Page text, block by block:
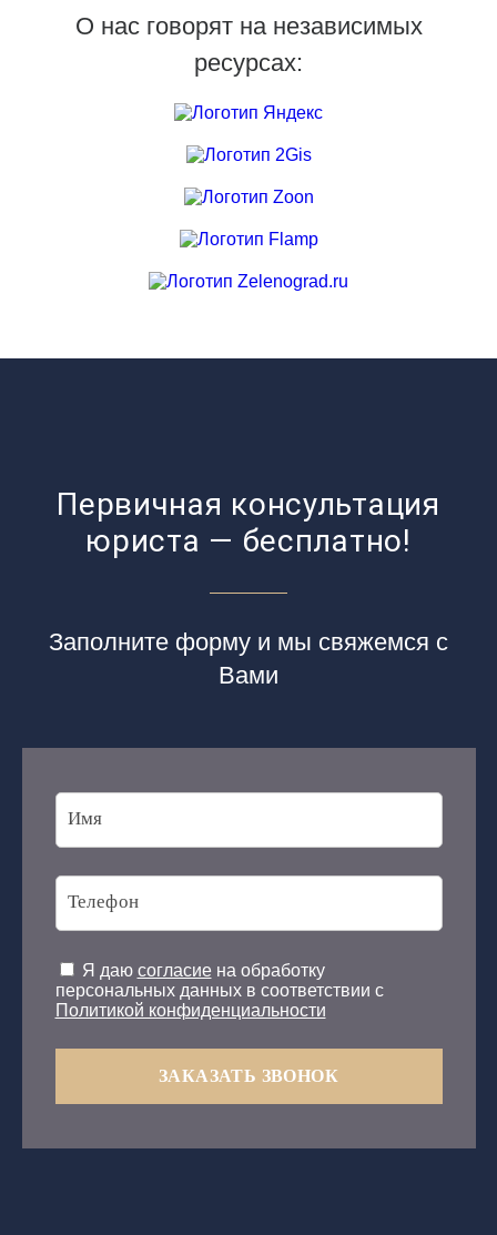
О нас говорят на независимых
ресурсах:
Первичная консультация
юриста — бесплатно!
Заполните форму и мы свяжемся с
Вами
Я даю согласиена обработку
персональных данных в соответствии с
Политикой конфиденциальности
ЗАКАЗАТЬ ЗВОНОК